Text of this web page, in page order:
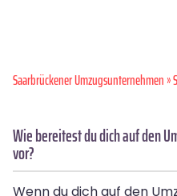
Saarbrückener Umzugsunternehmen»
Wie bereitest du dich auf den
vor?
Wenn du dich auf den